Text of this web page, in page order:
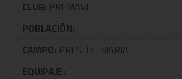
CLUB: PREMAVI
POBLACIÓN:
CAMPO: PRES. DE MARIA
EQUIPAJE: